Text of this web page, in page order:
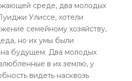
среде, два молодых
Улиссе, хотели
семейному хозяйству,
но их умы были
будущем. Два молодых
в их землю, у
видеть насквозь